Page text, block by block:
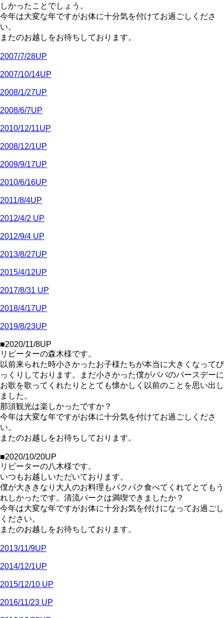
しかったことでしょう。
今年は大変な年ですがお体に十分気を付けてお過ごしくださ
い。
またのお越しをお待ちしております。
2007/7/28UP
2007/10/14UP
2008/1/27UP
2008/6/7UP
2010/12/11UP
2008/12/1UP
2009/9/17UP
2010/6/16UP
2011/8/4UP
2012/4/2 UP
2012/9/4 UP
2013/8/27UP
2015/4/12UP
2017/8/31 UP
2018/4/17UP
2019/8/23UP
■2020/11/8UP
リピーターの森木様です。
以前来られた時小さかったお子様たちが本当に大きくなってび
っくりしております。まだ小さかった僕がパパのバースデーに
お歌を歌ってくれたりととても懐かしく以前のことを思い出し
ました。
那須観光は楽しかったですか？
今年は大変な年ですがお体に十分気を付けてお過ごしくださ
い。
またのお越しをお待ちしております。
■2020/10/20UP
リピーターの八木様です。
いつもお越しいただいております。
僕が大ききなり大人のお料理もパクパク食べてくれてとてもう
れしかったです。清流パークは満喫できましたか？
今年は大変な年ですがお体に十分お気を付けになってお過ごし
ください。
またのお越しをお待ちしております。
2013/11/9UP
2014/12/1UP
2015/12/10 UP
2016/11/23 UP